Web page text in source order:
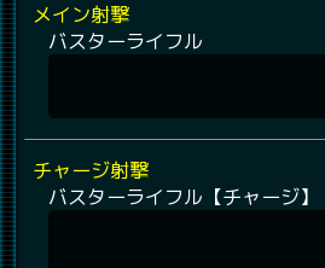
メイン射撃
バスターライフル
チャージ射撃
バスターライフル【チャージ】